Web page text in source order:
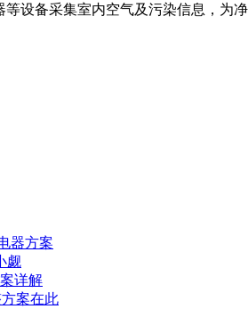
设备采集室内空气及污染信息，为
器方案
觑
详解
案在此